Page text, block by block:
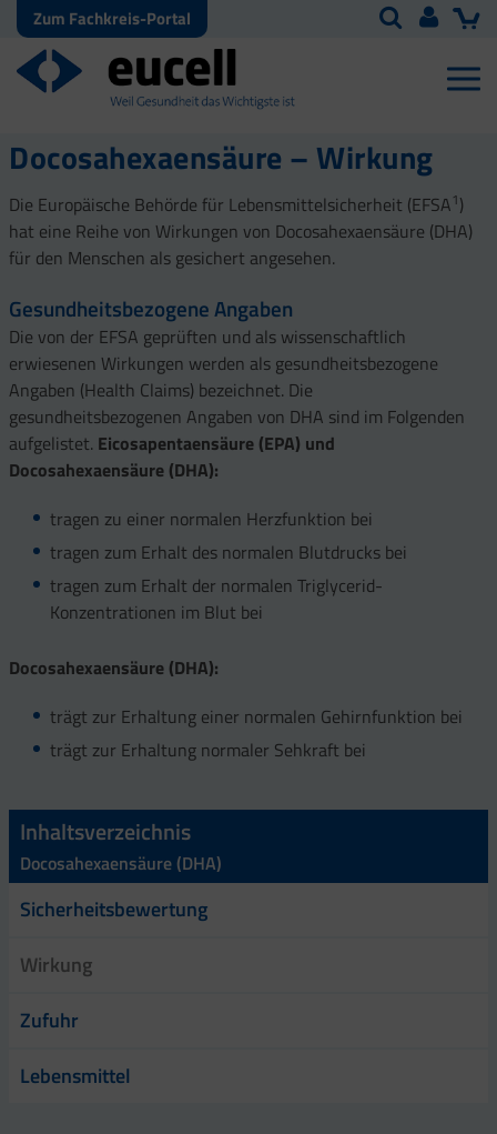
Zum Fachkreis-Portal
Docosahexaensäure – Wirkung
Die Europäische Behörde für Lebensmittelsicherheit (EFSA1)
hat eine Reihe von Wirkungen von Docosahexaensäure (DHA)
für den Menschen als gesichert angesehen.
Gesundheitsbezogene Angaben
Die von der EFSA geprüften und als wissenschaftlich
erwiesenen Wirkungen werden als gesundheitsbezogene
Angaben (Health Claims) bezeichnet. Die
gesundheitsbezogenen Angaben von DHA sind im Folgenden
aufgelistet. Eicosapentaensäure (EPA) und
Docosahexaensäure (DHA):
tragen zu einer normalen Herzfunktion bei
tragen zum Erhalt des normalen Blutdrucks bei
tragen zum Erhalt der normalen Triglycerid-
Konzentrationen im Blut bei
Docosahexaensäure (DHA):
trägt zur Erhaltung einer normalen Gehirnfunktion bei
trägt zur Erhaltung normaler Sehkraft bei
Inhaltsverzeichnis
Docosahexaensäure (DHA)
Sicherheitsbewertung
Wirkung
Zufuhr
Lebensmittel